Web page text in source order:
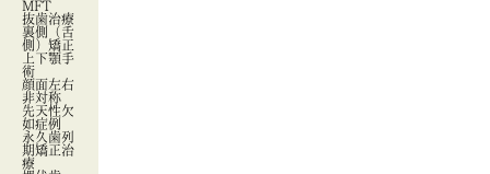
MFT
抜歯治療
裏側（舌
側）矯正
上下顎手
術
顔面左右
非対称
先天性欠
如症例
永久歯列
期矯正治
療